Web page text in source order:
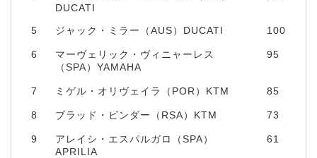
DUCATI
5 ジャック・ミラー（AUS）DUCATI 100
6
マーヴェリック・ヴィニャーレス
（SPA）YAMAHA
95
7 ミゲル・オリヴェイラ（POR）KTM 85
8 ブラッド・ビンダー（RSA）KTM 73
9
アレイシ・エスパルガロ（SPA）
APRILIA
61